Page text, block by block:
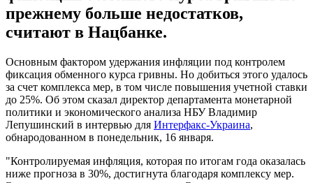
прежнему больше недостатков,
считают в Нацбанке.
Основным фактором удержания инфляции под контролем
фиксация обменного курса гривны. Но добиться этого удалось
за счет комплекса мер, в том числе повышения учетной ставки
до 25%. Об этом сказал директор департамента монетарной
политики и экономического анализа НБУ Владимир
Лепушинский в интервью для Интерфакс-Украина,
обнародованном в понедельник, 16 января.
"Контролируемая инфляция, которая по итогам года оказалась
ниже прогноза в 30%, достигнута благодаря комплексу мер.